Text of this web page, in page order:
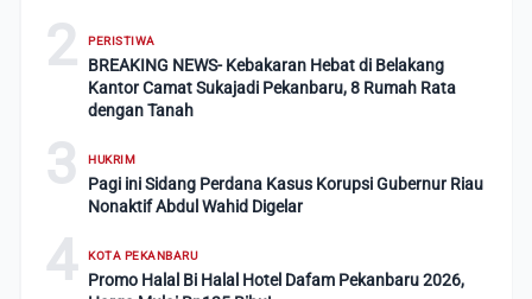
2 PERISTIWA
BREAKING NEWS- Kebakaran Hebat di Belakang
Kantor Camat Sukajadi Pekanbaru, 8 Rumah Rata
dengan Tanah
3 HUKRIM
Pagi ini Sidang Perdana Kasus Korupsi Gubernur Riau
Nonaktif Abdul Wahid Digelar
4 KOTA PEKANBARU
Promo Halal Bi Halal Hotel Dafam Pekanbaru 2026,